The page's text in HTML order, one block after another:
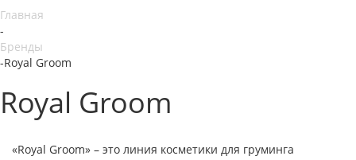
Главная
-
Бренды
-Royal Groom
Royal Groom
«Royal Groom» – это линия косметики для груминга